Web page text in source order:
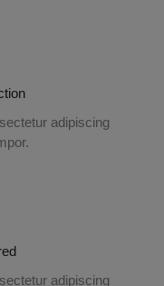
adipiscing
adipiscing